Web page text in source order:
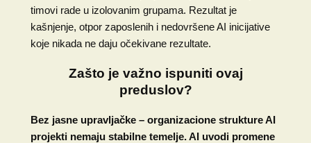
timovi rade u izolovanim grupama. Rezultat je
kašnjenje, otpor zaposlenih i nedovršene AI inicijative
koje nikada ne daju očekivane rezultate.
Zašto je važno ispuniti ovaj
preduslov?
Bez jasne upravljačke – organizacione strukture AI
projekti nemaju stabilne temelje. AI uvodi promene